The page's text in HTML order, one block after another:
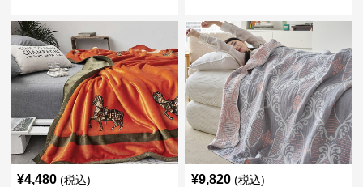
¥4,480 (税込) ¥9,820 (税込)